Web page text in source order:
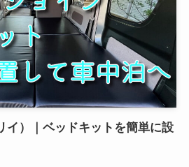
イ）｜ベッドキットを簡単に設